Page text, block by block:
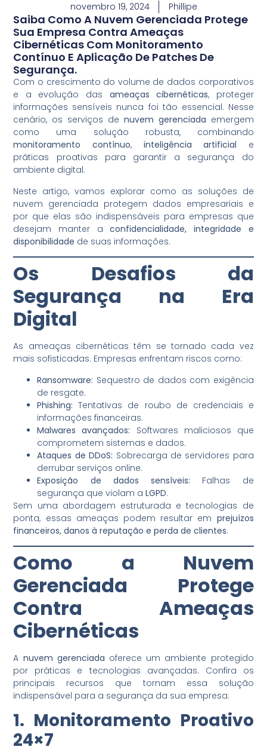
novembro 19, 2024 Phillipe
Saiba Como A Nuvem Gerenciada Protege
Sua Empresa Contra Ameaças
Cibernéticas Com Monitoramento
Contínuo E Aplicação De Patches De
Segurança.
Com o crescimento do volume de dados corporativos
e a evolução das ameaças cibernéticas, proteger
informações sensíveis nunca foi tão essencial. Nesse
cenário, os serviços de nuvem gerenciada emergem
como uma solução robusta, combinando
monitoramento contínuo, inteligência artificial e
práticas proativas para garantir a segurança do
ambiente digital.
Neste artigo, vamos explorar como as soluções de
nuvem gerenciada protegem dados empresariais e
por que elas são indispensáveis para empresas que
desejam manter aconfidencialidade, integridade e
disponibilidade de suas informações.
Os Desafios da
Segurança na Era
Digital
As ameaças cibernéticas têm se tornado cada vez
mais sofisticadas. Empresas enfrentam riscos como:
Ransomware: Sequestro de dados com exigência
de resgate.
Phishing: Tentativas de roubo de credenciais e
informações financeiras.
Malwares avançados: Softwares maliciosos que
comprometem sistemas e dados.
Ataques de DDoS: Sobrecarga de servidores para
derrubar serviços online.
Exposição de dados sensíveis: Falhas de
segurança que violam aLGPD.
Sem uma abordagem estruturada e tecnologias de
ponta, essas ameaças podem resultar em prejuízos
financeiros, danos à reputação e perda de clientes.
Como a Nuvem
Gerenciada Protege
Contra Ameaças
Cibernéticas
A nuvem gerenciada oferece um ambiente protegido
por práticas e tecnologias avançadas. Confira os
principais recursos que tornam essa solução
indispensável para a segurança da sua empresa:
1. Monitoramento Proativo
24×7